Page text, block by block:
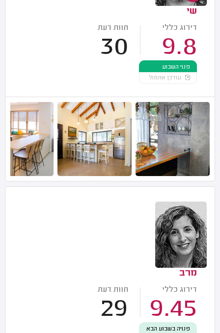
שי
דירוג כללי
9.8
חוות דעת
30
פנוי השבוע
עודכן אתמול
מרב
דירוג כללי
9.45
חוות דעת
29
פנויה בשבוע הבא